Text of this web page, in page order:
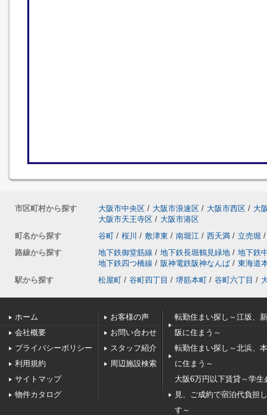
市区町村から探す 大阪市中央区 / 大阪市浪速区 / 大阪市西区 / 大
大阪市天王寺区 / 大阪市港区
町名から探す
谷町 / 桜川 / 敷津東 / 南堀江 / 西天満 / 立売堀 /
路線から探す
地下鉄御堂筋線 / 地下鉄長堀鶴見緑地 / 地下鉄
地下鉄四つ橋線 / 阪神電鉄阪神なんば / 東海道
駅から探す
松屋町 / 谷町四丁目 / 堺筋本町 / 谷町六丁目 /
ホーム
会社概要
プライバシーポリシー
利用規約
サイトマップ
物件カタログ
お客様の声
お問い合わせ
スタッフ紹介
周辺施設検索
転勤住まい探し～江坂、
阪に住まう～
転勤住まい探し～北浜、
に住まう～
大阪6万円以下賃貸～学生
見、ご成約で宿泊代負担
す～